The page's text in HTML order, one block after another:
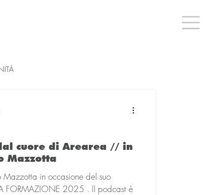
cuore di Arearea // in
Mazzotta
FORMAZIONE 2025 . Il podcast è